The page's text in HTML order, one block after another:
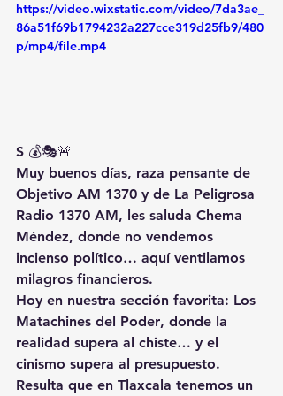
https://video.wixstatic.com/video/7da3ae_
86a51f69b1794232a227cce319d25fb9/480
p/mp4/file.mp4
S 💰🎭🚨
Muy buenos días, raza pensante de
Objetivo AM 1370 y de La Peligrosa
Radio 1370 AM, les saluda Chema
Méndez, donde no vendemos
incienso político… aquí ventilamos
milagros financieros.
Hoy en nuestra sección favorita: Los
Matachines del Poder, donde la
realidad supera al chiste… y el
cinismo supera al presupuesto.
Resulta que en Tlaxcala tenemos un